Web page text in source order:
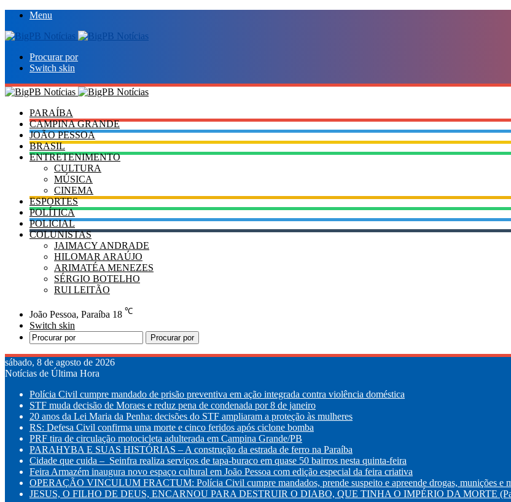
Menu
Procurar por
Switch skin
PARAÍBA
CAMPINA GRANDE
JOÃO PESSOA
BRASIL
ENTRETENIMENTO
CULTURA
MÚSICA
CINEMA
ESPORTES
POLÍTICA
POLICIAL
COLUNISTAS
JAIMACY ANDRADE
HILOMAR ARAÚJO
ARIMATÉA MENEZES
SÉRGIO BOTELHO
RUI LEITÃO
João Pessoa, Paraíba 18 ℃
Switch skin
Procurar por
sábado, 8 de agosto de 2026
Notícias de Última Hora
Polícia Civil cumpre mandado de prisão preventiva em ação integrada contra violência doméstica
STF muda decisão de Moraes e reduz pena de condenada por 8 de janeiro
20 anos da Lei Maria da Penha: decisões do STF ampliaram a proteção às mulheres
RS: Defesa Civil confirma uma morte e cinco feridos após ciclone bomba
PRF tira de circulação motocicleta adulterada em Campina Grande/PB
PARAHYBA E SUAS HISTÓRIAS – A construção da estrada de ferro na Paraíba
Cidade que cuida – Seinfra realiza serviços de tapa-buraco em quase 50 bairros nesta quinta-feira
Feira Armazém inaugura novo espaço cultural em João Pessoa com edição especial da feira criativa
OPERAÇÃO VINCULUM FRACTUM: Polícia Civil cumpre mandados, prende suspeito e apreende drogas, munições e
JESUS, O FILHO DE DEUS, ENCARNOU PARA DESTRUIR O DIABO, QUE TINHA O IMPÉRIO DA MORTE